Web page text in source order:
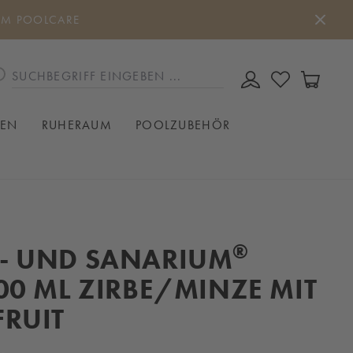
POOLCARE
DU HAST 0
RUHERAUM
POOLZUBEHÖR
UND SANARIUM®
ML ZIRBE/MINZE MIT